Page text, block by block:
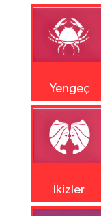
Yengeç
İkizler